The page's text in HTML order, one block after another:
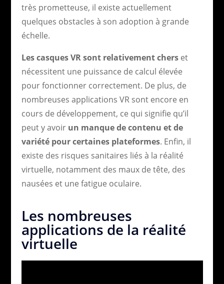
très prometteuse, il existe actuellement
quelques obstacles à son adoption à grande
échelle.
Les casques VR sont relativement cherset
nécessitent une puissance de calcul élevée
pour fonctionner correctement. De plus, de
nombreuses applications VR sont encore en
cours de développement, ce qui signifie qu’il
peut y avoir un manque de contenu et de
variété pour certaines plateformes. Enfin, il
existe des risques sanitaires liés à la réalité
virtuelle, notamment des maux de tête, des
nausées et une fatigue oculaire.
Les nombreuses
applications de la réalité
virtuelle